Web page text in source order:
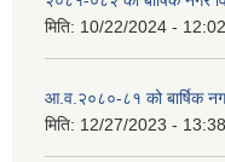
मिति: 10/22/2024 - 12:02
आ.व.२०८०-८१ को बार्षिक
मिति: 12/27/2023 - 13:38